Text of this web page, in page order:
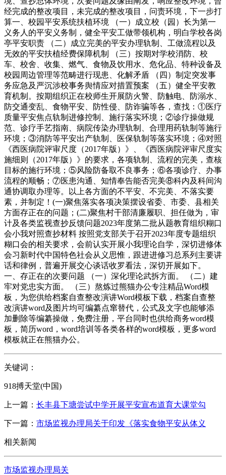
经完成的整改项目，未完成的整改项目，问责环境，下一步打
算一、校园平安系统扶植环境 （一）成立校（园）长为第一
义务人的平安义务制，健全平安工做带领机构，明白学校各岗
亭平安职责 （二）成立完美的平安办理轨制、工做流程以及
无效的平安扶植经费保障机制 （三）按期对学校消防、校
车、校舍、收集、燃气、食物及饮用水、危化品、特种设备及
校园周边管理等范畴进行现患、化解矛盾 （四）制定突发事
务应急及严沉涉校事务舆情应对措置预案 （五）健全平安教
育机制。按期组织正在校师生开展防火警、防触电、防溺水、
防交通变乱、食物平安、防性侵、防诈骗等各，查找：①医疗
质量平安焦点轨制进修控制、施行落实环境；②诊疗操做规
范、诊疗手艺指南、病院传染办理轨制、合理用药轨制等施行
环境；③消防等平安出产轨制、医保轨制等落实环境；④对照
《西医病院评审尺度（2017年版）》、《西医病院评审尺度实
施细则（2017年版）》的要求，各项轨制、流程的完美，查核
目标的施行环境；⑤风险防备取不良事务；⑥各项诊疗、办事
流程的顺畅；⑦医患沟通、知情奉告能否完美⑧科内及科间沟
通协调取办理等。以上各方面的不平安、不完美、不落实要
素，并制定！(一)聚焦落实各项决策摆设省委、市委、县相关
方面存正在的问题；(二)聚焦村干部清廉履职、担任做为，审
计及各类监视查抄反馈问题2023年度第二批从题教育组织糊口
会小我对照查抄材料 按照党支部关于召开2023年度专题组织
糊口会的相关要求，会前认实开展小我理论自学，深切进修体
会习新时代中国特色社会从义思惟，跟进进修习总系列主要讲
话和律例，普遍开展交心谈话收罗看法，深切开展如下。
一、存正在的次要问题 （一）深化理论武拆方面。 （二）建
牢对党忠实方面。 （三）熬炼过熊猫办公专注精品Word模
板，为您供给档案自查整改演讲Word模板下载，档案自查整
改演讲word及图片均可编纂点窜替代，公式及文字也能够添
加删除等编纂操做，免费注册，平台同时也供给商务word模
板，简历word，word培训等各类各样的word模板，更多word
模板就正在熊猫办公。
关键词：
918搏天堂(中国)
上一篇： 长丰县下塘尝试中学开展平安宣布道育大课堂勾
下一篇： 市场监视办理局关于印发《落实食物平安从体义
相关新闻
市场监视办理局关